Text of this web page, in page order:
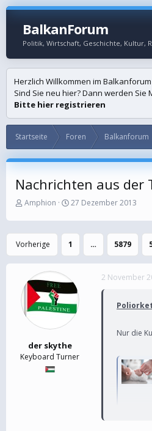
BalkanForum
Politik, Wirtschaft, Geschichte, Kultur,
Herzlich Willkommen im Balkanforum
Sind Sie neu hier? Dann werden Sie
Bitte hier registrieren
Startseite Foren Balkanforum
Nachrichten aus der
E
s
t
e
l
e
r
Amphion
E
s
t
e
l
t
m
27 Dezember 2013
Vorherige 1 … 5879
der skythe
Keyboard Turner
2 November
Nur die